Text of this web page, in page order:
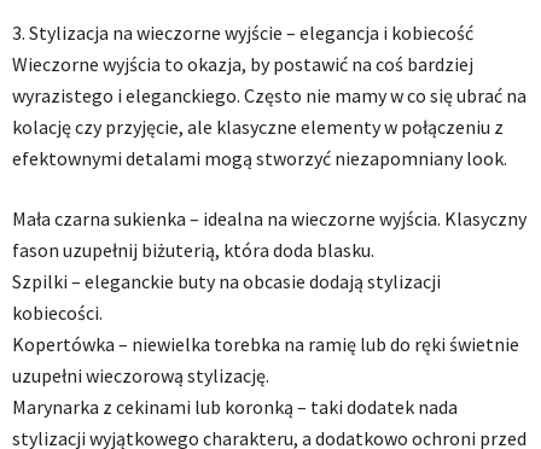
3. Stylizacja na wieczorne wyjście – elegancja i kobiecość
Wieczorne wyjścia to okazja, by postawić na coś bardziej
wyrazistego i eleganckiego. Często nie mamy w co się ubrać na
kolację czy przyjęcie, ale klasyczne elementy w połączeniu z
efektownymi detalami mogą stworzyć niezapomniany look.
Mała czarna sukienka – idealna na wieczorne wyjścia. Klasyczny
fason uzupełnij biżuterią, która doda blasku.
Szpilki – eleganckie buty na obcasie dodają stylizacji
kobiecości.
Kopertówka – niewielka torebka na ramię lub do ręki świetnie
uzupełni wieczorową stylizację.
Marynarka z cekinami lub koronką – taki dodatek nada
stylizacji wyjątkowego charakteru, a dodatkowo ochroni przed